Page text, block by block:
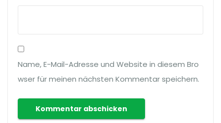
Name, E-Mail-Adresse und Website in diesem Bro
wser für meinen nächsten Kommentar speichern.